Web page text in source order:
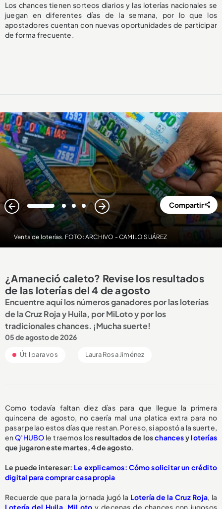
Los chances tienen sorteos diarios y las loterías nacionales se
juegan en diferentes días de la semana, por lo que los
apostadores cuentan con nuevas oportunidades de participar
de forma frecuente.
Venta de loterías. FOTO: ARCHIVO - CAMILO SUÁREZ
1 2 3 4 Compartir
¿Amaneció caleto? Revise los resultados
de las loterías del 4 de agosto
Encuentre aquí los números ganadores por las loterías
de la Cruz Roja y Huila, por MiLoto y por los
tradicionales chances. ¡Mucha suerte!
05 de agosto de 2026
Útil para vos Laura Rosa Jiménez
Como todavía faltan diez días para que llegue la primera
quincena de agosto, no caería mal una platica extra para no
pasar pelao estos días que restan. Por eso, si apostó a la suerte,
enQ’HUBO le traemos losresultados de loschancesyloterías
que jugaron este martes, 4 de agosto.
Le puede interesar: Le explicamos: Cómo solicitar un crédito
digital para comprar casa propia
Recuerde que para la jornada jugó la Lotería de la Cruz Roja, la
Lotería del Huila, MiLoto y decenas de chances con jugosos